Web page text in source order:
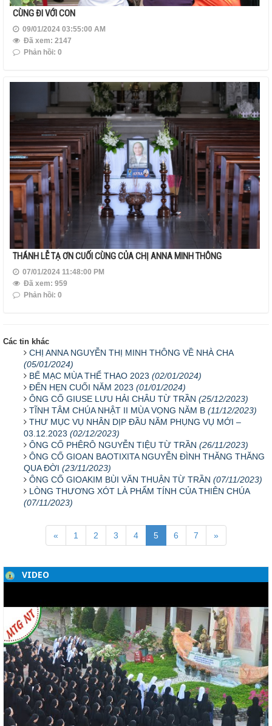
CÙNG ĐI VỚI CON
09/01/2024 03:55:00 AM
Đã xem: 2147
Phản hồi: 0
THÁNH LỄ TẠ ƠN CUỐI CÙNG CỦA CHỊ ANNA MINH THÔNG
07/01/2024 11:48:00 PM
Đã xem: 959
Phản hồi: 0
Các tin khác
CHỊ ANNA NGUYỄN THỊ MINH THÔNG VỀ NHÀ CHA
(05/01/2024)
BẾ MẠC MÙA THỂ THAO 2023 (02/01/2024)
ĐẾN HẸN CUỐI NĂM 2023 (01/01/2024)
ÔNG CỐ GIUSE LƯU HẢI CHÂU TỪ TRẦN (25/12/2023)
TĨNH TÂM CHÚA NHẬT II MÙA VỌNG NĂM B (11/12/2023)
THƯ MỤC VỤ NHÂN DỊP ĐẦU NĂM PHỤNG VỤ MỚI –
03.12.2023 (02/12/2023)
ÔNG CỐ PHÊRÔ NGUYỄN TIỆU TỪ TRẦN (26/11/2023)
ÔNG CỐ GIOAN BAOTIXITA NGUYỄN ĐÌNH THĂNG THĂNG
QUA ĐỜI (23/11/2023)
ÔNG CỐ GIOAKIM BÙI VĂN THUẬN TỪ TRẦN (07/11/2023)
LÒNG THƯƠNG XÓT LÀ PHẨM TÍNH CỦA THIÊN CHÚA
(07/11/2023)
« 1 2 3 4 5 6 7 »
VIDEO